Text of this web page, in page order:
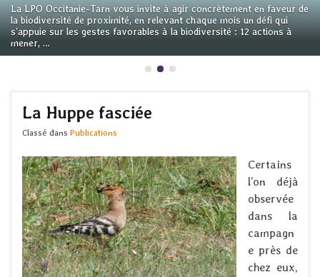
La LPO Occitanie-Tarn vous invite à agir concrètement en faveur de
la biodiversité de proximité, en relevant chaque mois un défi qui
s’appuie sur les gestes favorables à la biodiversité : 12 actions à
mener, …
La Huppe fasciée
Classé dans Publications
Certains
l’on déjà
observée
dans la
campagn
e près de
chez eux,